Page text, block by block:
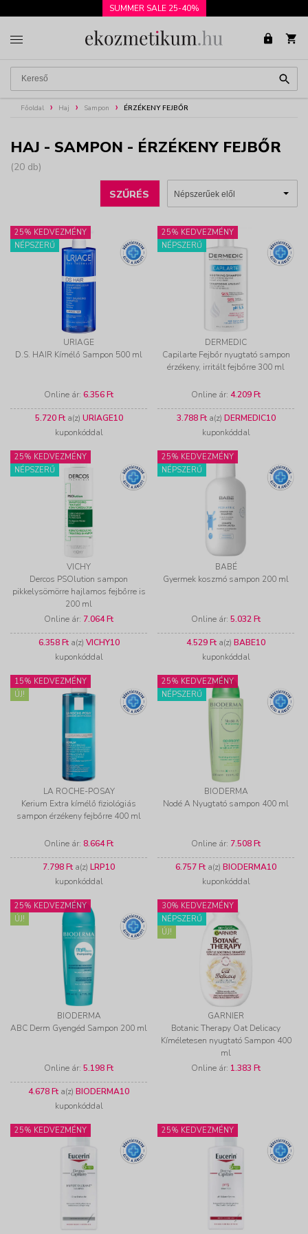
SUMMER SALE 25-40%
Főoldal Haj Sampon ÉRZÉKENY FEJBŐR
HAJ - SAMPON - ÉRZÉKENY FEJBŐR
(20 db)
SZŰRÉS
25% KEDVEZMÉNY
NÉPSZERŰ
URIAGE
D.S. HAIR Kímélő Sampon 500 ml
Online ár: 6.356 Ft
5.720 Fta(z) URIAGE10
kuponkóddal
25% KEDVEZMÉNY
NÉPSZERŰ
DERMEDIC
Capilarte Fejbőr nyugtató sampon
érzékeny, irritált fejbőrre 300 ml
Online ár: 4.209 Ft
3.788 Fta(z) DERMEDIC10
kuponkóddal
25% KEDVEZMÉNY
NÉPSZERŰ
VICHY
Dercos PSOlution sampon
pikkelysömörre hajlamos fejbőrre is
200 ml
Online ár: 7.064 Ft
6.358 Fta(z) VICHY10
kuponkóddal
25% KEDVEZMÉNY
NÉPSZERŰ
BABÉ
Gyermek koszmó sampon 200 ml
Online ár: 5.032 Ft
4.529 Ft a(z) BABE10
kuponkóddal
15% KEDVEZMÉNY
ÚJ!
LA ROCHE-POSAY
Kerium Extra kímélő fiziológiás
sampon érzékeny fejbőrre 400 ml
Online ár: 8.664 Ft
7.798 Ft a(z) LRP10
kuponkóddal
25% KEDVEZMÉNY
NÉPSZERŰ
BIODERMA
Nodé A Nyugtató sampon 400 ml
Online ár: 7.508 Ft
6.757 Ft a(z) BIODERMA10
kuponkóddal
25% KEDVEZMÉNY
ÚJ!
BIODERMA
ABC Derm Gyengéd Sampon 200 ml
Online ár: 5.198 Ft
4.678 Ft a(z) BIODERMA10
kuponkóddal
30% KEDVEZMÉNY
NÉPSZERŰ
ÚJ!
GARNIER
Botanic Therapy Oat Delicacy
Kíméletesen nyugtató Sampon 400
ml
Online ár: 1.383 Ft
25% KEDVEZMÉNY 25% KEDVEZMÉNY